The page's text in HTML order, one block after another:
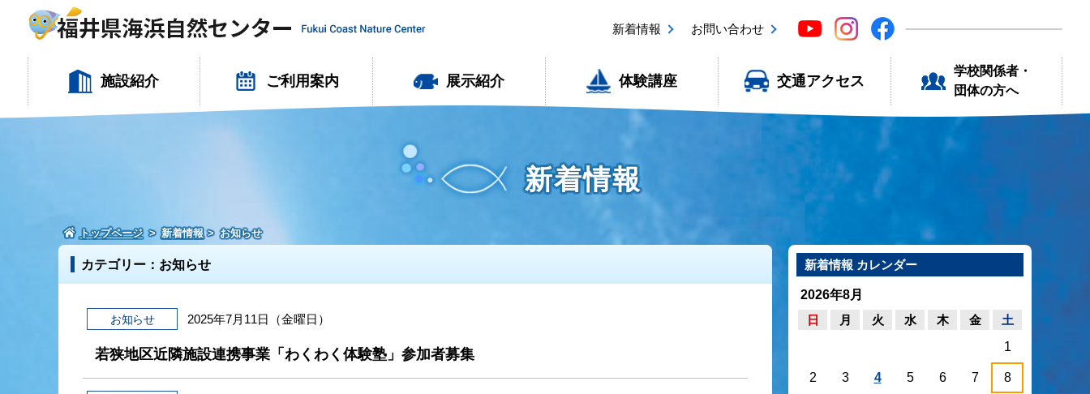
新着情報 お問い合わせ
施設紹介 ご利用案内 展示紹介 体験講座 交通アクセス
学校関係者・
団体の方へ
新着情報
トップページ 新着情報 お知らせ
カテゴリー：お知らせ
お知らせ 2025年7月11日（金曜日）
若狭地区近隣施設連携事業「わくわく体験塾」参加者募集
新着情報 カレンダー
2026年8月
日
月 火 水 木 金
土
1
2 3 4 5 6 7 8